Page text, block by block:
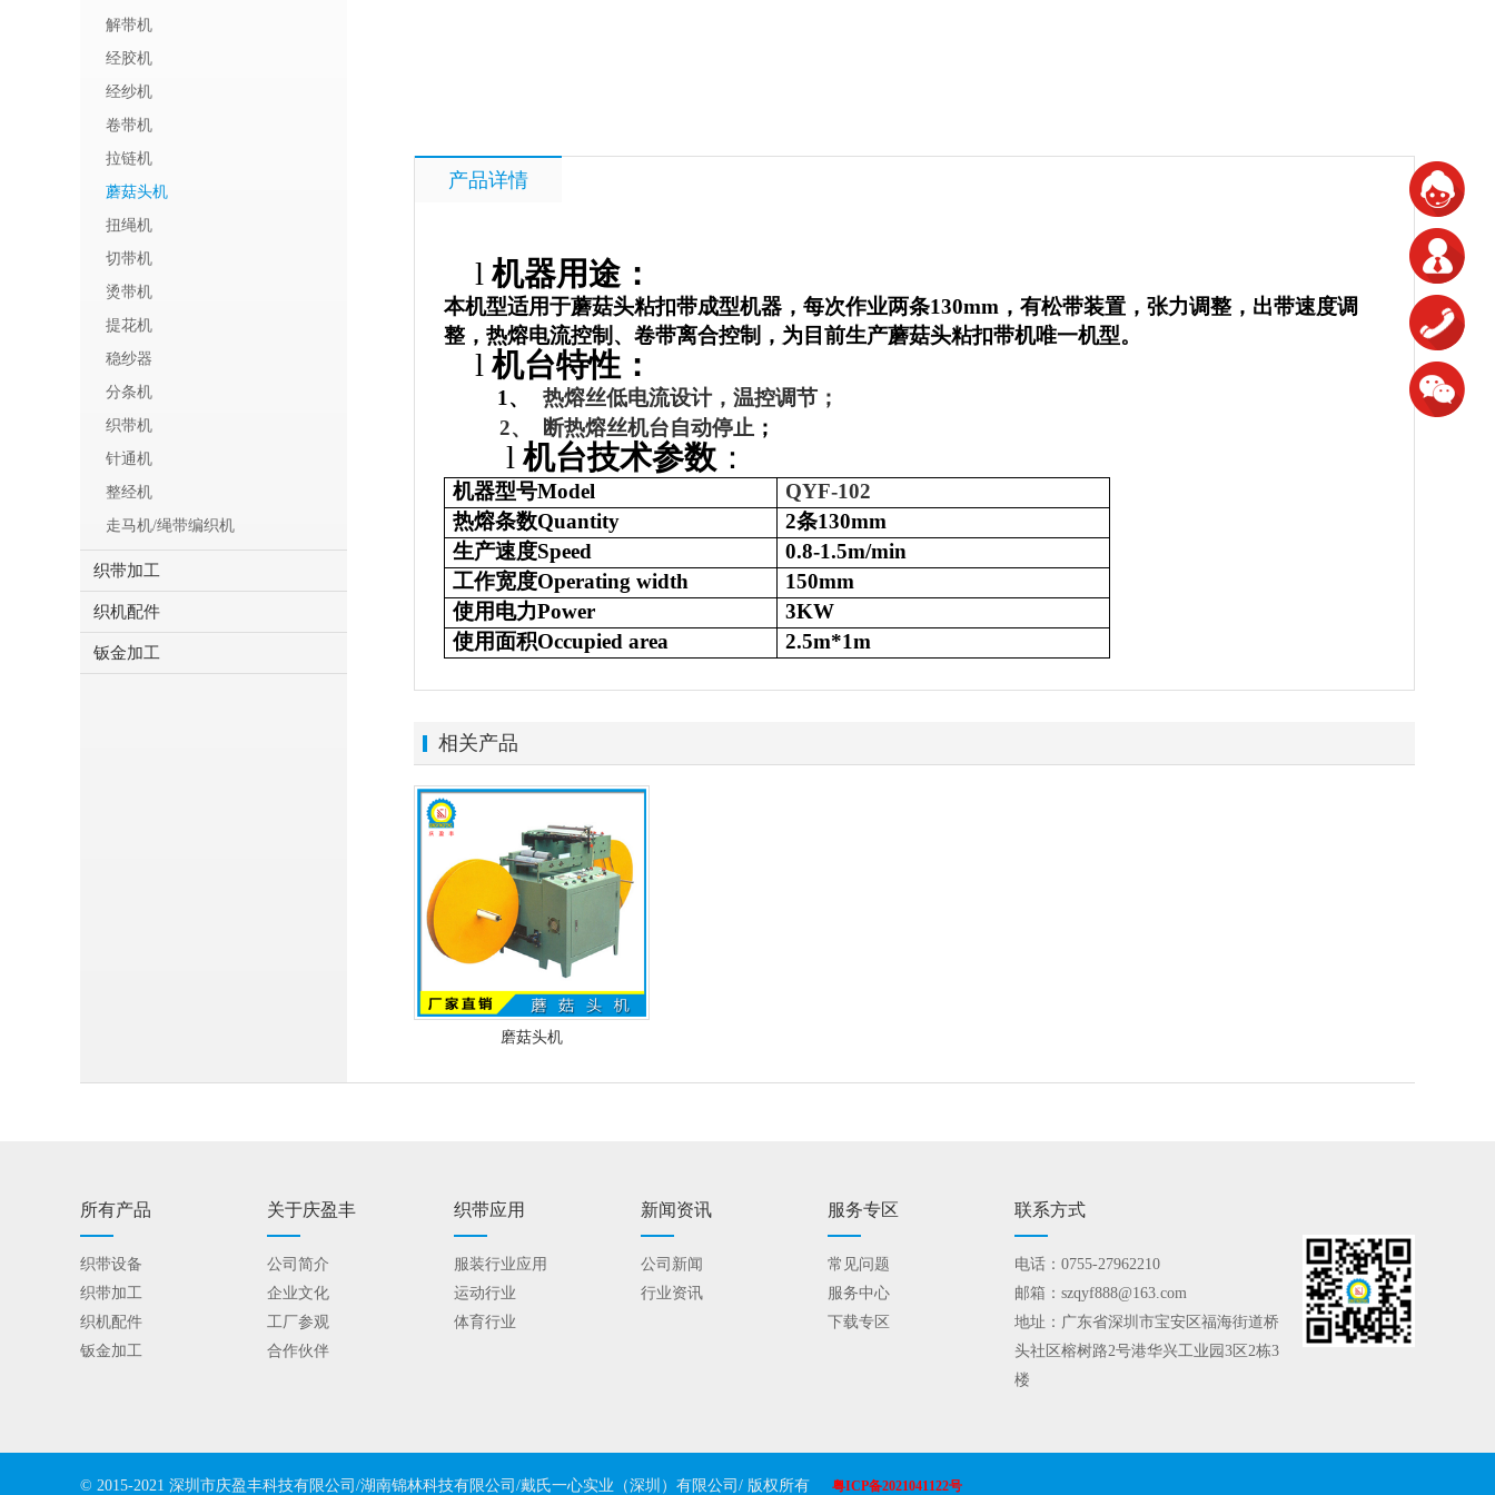
产品详情
l机器用途：
本机型适用于蘑菇头粘扣带成型机器，每次作业两条130mm ，有松带装置，张力调整，出带速度调
整，热熔电流控制、卷带离合控制，为目前生产蘑菇头粘扣带机唯一机型。
l机台特性：
1、
热熔丝低电流设计，温控调节；
2、
断热熔丝机台自动停止 ；
l机台技术参数 ：
机器型号Model
QYF-102
热熔条数Quantity 2条130mm
生产速度Speed
0.8-1.5m/min
工作宽度Operating width
150mm
使用电力Power
3KW
使用面积Occupied area 2.5m*1m
相关产品
磨菇头机
解带机
经胶机
经纱机
卷带机
拉链机
蘑菇头机
扭绳机
切带机
烫带机
提花机
稳纱器
分条机
织带机
针通机
整经机
走马机/绳带编织机
织带加工
织机配件
钣金加工
所有产品
织带设备
织带加工
织机配件
钣金加工
关于庆盈丰
公司简介
企业文化
工厂参观
合作伙伴
织带应用
服装行业应用
运动行业
体育行业
新闻资讯
公司新闻
行业资讯
服务专区
常见问题
服务中心
下载专区
联系方式
电话：0755-27962210
邮箱：szqyf888@163.com
地址：广东省深圳市宝安区福海街道桥
头社区榕树路2号港华兴工业园3区2栋3
楼
© 2015-2021 深圳市庆盈丰科技有限公司/湖南锦林科技有限公司/戴氏一心实业（深圳）有限公司/ 版权所有 粤ICP备2021041122号